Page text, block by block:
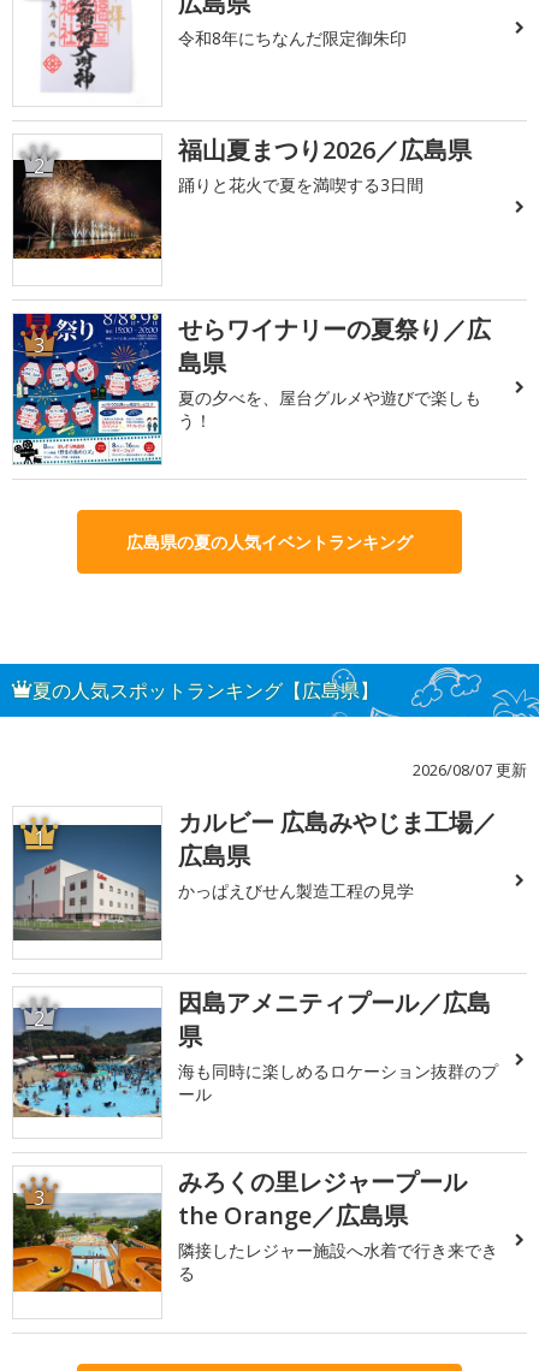
令和8年にちなんだ限定御朱印
2 福山夏まつり2026／広島県
踊りと花火で夏を満喫する3日間
3
せらワイナリーの夏祭り／広
島県
夏の夕べを、屋台グルメや遊びで楽しも
う！
広島県の夏の人気イベントランキング
夏の人気スポットランキング【広島県】
2026/08/07 更新
1
カルビー 広島みやじま工場／
広島県
かっぱえびせん製造工程の見学
2
因島アメニティプール／広島
県
海も同時に楽しめるロケーション抜群のプ
ール
3
みろくの里レジャープール
the Orange／広島県
隣接したレジャー施設へ水着で行き来でき
る